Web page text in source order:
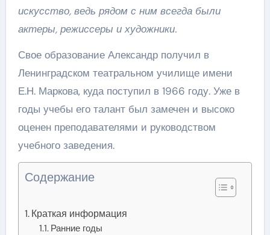
искусство, ведь рядом с ним всегда были
актеры, режиссеры и художники.
Свое образование Александр получил в
Ленинградском театральном училище имени
Е.Н. Маркова, куда поступил в 1966 году. Уже в
годы учебы его талант был замечен и высоко
оценен преподавателями и руководством
учебного заведения.
Содержание
Краткая информация
Ранние годы